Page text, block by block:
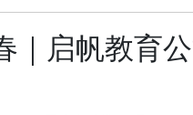
｜启帆教育